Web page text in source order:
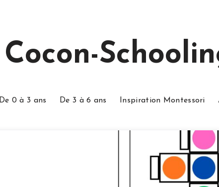
Cocon-
De 0 à 3 ans De 3 à 6 ans Inspiration Montessori